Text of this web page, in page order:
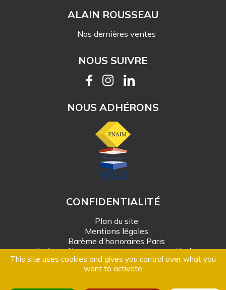
ALAIN ROUSSEAU
Nos dernières ventes
NOUS SUIVRE
NOUS ADHÉRONS
CONFIDENTIALITÉ
Plan du site
Mentions légales
Barème d’honoraires Paris
Barème d’honoraires Angers-Nantes-Cholet
Création Mediapilote
© Alain Rousseau Immobilier - 2026
This site uses cookies and gives you control over what you
want to activate